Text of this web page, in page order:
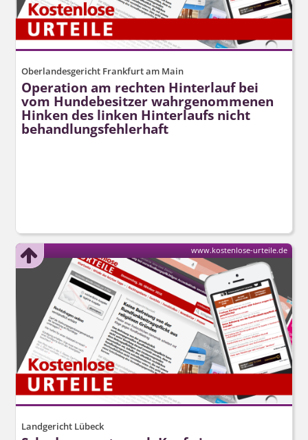
Oberlandesgericht Frankfurt am Main
Operation am rechten Hinterlauf bei
vom Hundebesitzer wahrgenommenen
Hinken des linken Hinterlaufs nicht
behandlungs­fehlerhaft
Landgericht Lübeck
www.kostenlose-urteile.de